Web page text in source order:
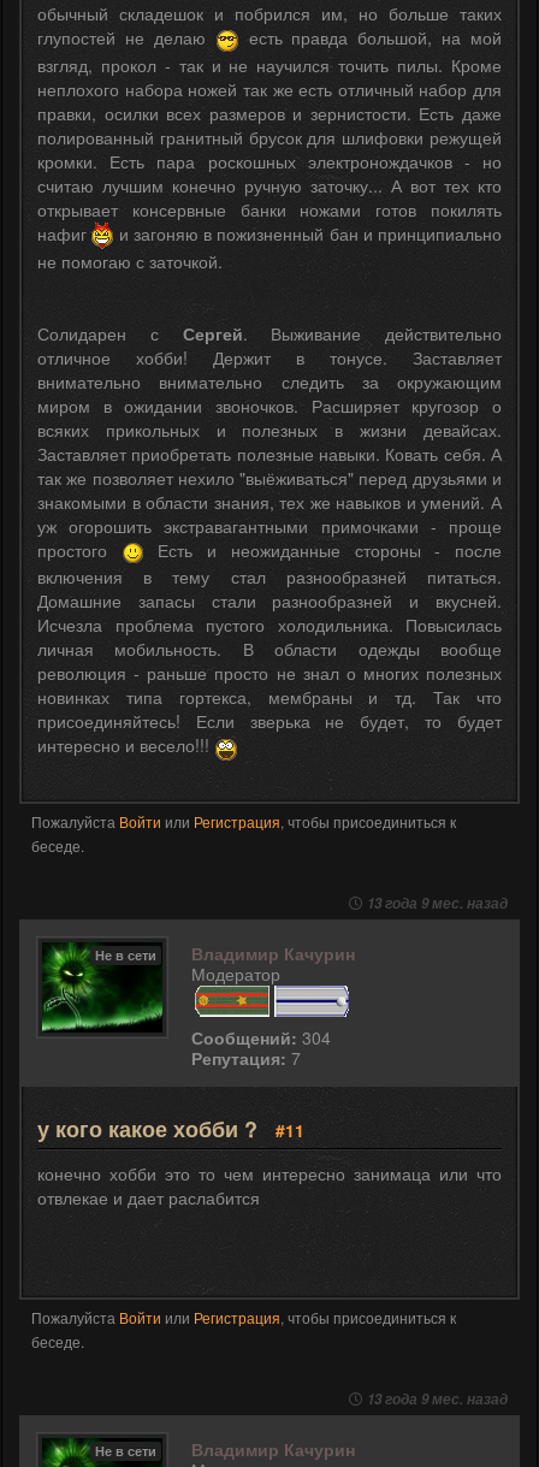
обычный складешок и побрился им, но больше таких
глупостей не делаю
есть правда большой, на мой
взгляд, прокол - так и не научился точить пилы. Кроме
неплохого набора ножей так же есть отличный набор для
правки, осилки всех размеров и зернистости. Есть даже
полированный гранитный брусок для шлифовки режущей
кромки. Есть пара роскошных электронождачков - но
считаю лучшим конечно ручную заточку... А вот тех кто
открывает консервные банки ножами готов покилять
нафиг
и загоняю в пожизненный бан и принципиально
не помогаю с заточкой.
Солидарен с Сергей. Выживание действительно
отличное хобби! Держит в тонусе. Заставляет
внимательно внимательно следить за окружающим
миром в ожидании звоночков. Расширяет кругозор о
всяких прикольных и полезных в жизни девайсах.
Заставляет приобретать полезные навыки. Ковать себя. А
так же позволяет нехило "выёживаться" перед друзьями и
знакомыми в области знания, тех же навыков и умений. А
уж огорошить экстравагантными примочками - проще
простого
Есть и неожиданные стороны - после
включения в тему стал разнообразней питаться.
Домашние запасы стали разнообразней и вкусней.
Исчезла проблема пустого холодильника. Повысилась
личная мобильность. В области одежды вообще
революция - раньше просто не знал о многих полезных
новинках типа гортекса, мембраны и тд. Так что
присоединяйтесь! Если зверька не будет, то будет
интересно и весело!!!
Пожалуйста Войти или Регистрация, чтобы присоединиться к
беседе.
13 года 9 мес. назад
Не в сети
Владимир Качурин
Модератор
Сообщений: 304
Репутация: 7
у кого какое хобби ?
#11
конечно хобби это то чем интересно занимаца или что
отвлекае и дает раслабится
Пожалуйста Войти или Регистрация, чтобы присоединиться к
беседе.
13 года 9 мес. назад
Не в сети
Владимир Качурин